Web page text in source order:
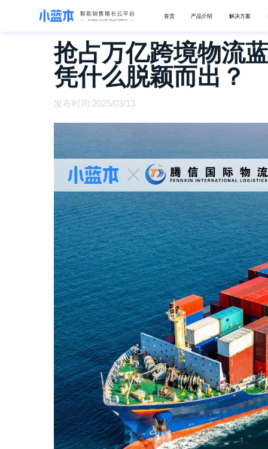
首页 产品介绍 解决方案
抢占万亿跨境物流
凭什么脱颖而出？
发布时间:2025/03/13